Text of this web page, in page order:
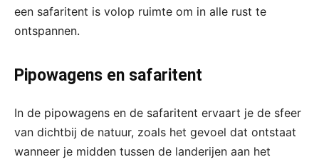
een safaritent is volop ruimte om in alle rust te
ontspannen.
Pipowagens en safaritent
In de pipowagens en de safaritent ervaart je de sfeer
van dichtbij de natuur, zoals het gevoel dat ontstaat
wanneer je midden tussen de landerijen aan het